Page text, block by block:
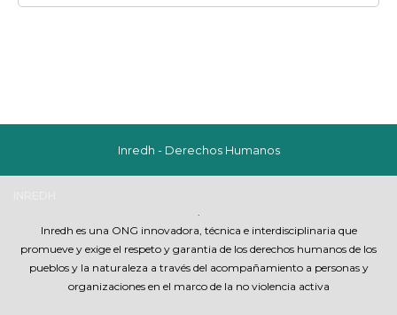
Inredh - Derechos Humanos
Inredh es una ONG innovadora, técnica e interdisciplinaria que
promueve y exige el respeto y garantia de los derechos humanos de los
pueblos y la naturaleza a través del acompañamiento a personas y
organizaciones en el marco de la no violencia activa